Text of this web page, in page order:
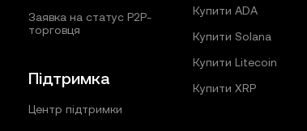
Заявка на статус P2P-
торговця
Підтримка
Центр підтримки
Купити ADA
Купити Solana
Купити Litecoin
Купити XRP